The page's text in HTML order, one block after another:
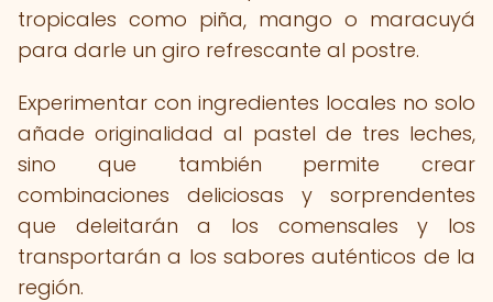
tropicales como piña, mango o maracuyá
para darle un giro refrescante al postre.
Experimentar con ingredientes locales no solo
añade originalidad al pastel de tres leches,
sino que también permite crear
combinaciones deliciosas y sorprendentes
que deleitarán a los comensales y los
transportarán a los sabores auténticos de la
región.